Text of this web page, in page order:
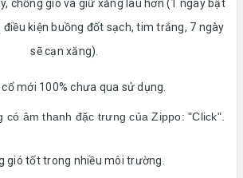
chống gió và giữ xăng lâu hơn (1 ngày bật
điều kiện buồng đốt sạch, tim trắng, 7 ngày
sẽ cạn xăng).
mới 100% chưa qua sử dụng.
có âm thanh đặc trưng của Zippo: "Click".
gió tốt trong nhiều môi trường.